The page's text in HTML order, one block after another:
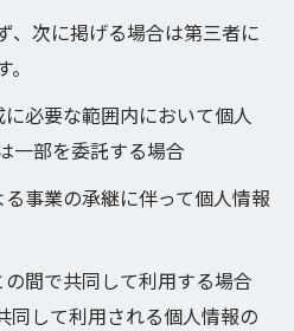
、次に掲げる場合は第三者に
必要な範囲内において個人
一部を委託する場合
事業の承継に伴って個人情報
間で共同して利用する場合
同して利用される個人情報の